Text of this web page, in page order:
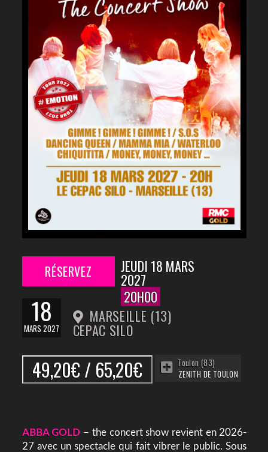
RÉSERVEZ
18
MARS 2027
JEUDI 18 MARS
2027
20H00
MARSEILLE (13)
CEPAC SILO
49,20€ / 65,20€
Toulon (83)
ZENITH DE TOULON
ABBA GOLD – the concert show revient en 2026-
27 avec un spectacle qui fait vibrer le public. Sous